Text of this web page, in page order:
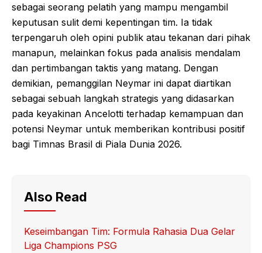
sebagai seorang pelatih yang mampu mengambil
keputusan sulit demi kepentingan tim. Ia tidak
terpengaruh oleh opini publik atau tekanan dari pihak
manapun, melainkan fokus pada analisis mendalam
dan pertimbangan taktis yang matang. Dengan
demikian, pemanggilan Neymar ini dapat diartikan
sebagai sebuah langkah strategis yang didasarkan
pada keyakinan Ancelotti terhadap kemampuan dan
potensi Neymar untuk memberikan kontribusi positif
bagi Timnas Brasil di Piala Dunia 2026.
Also Read
Keseimbangan Tim: Formula Rahasia Dua Gelar
Liga Champions PSG